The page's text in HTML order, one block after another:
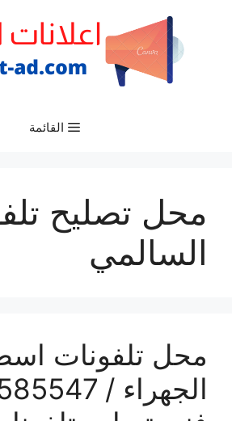
القائمة
محل تصليح
السالمي
محل تلفونات